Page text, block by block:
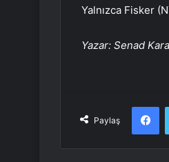
Yalnızca Fisker
Yazar: Senad
Paylaş